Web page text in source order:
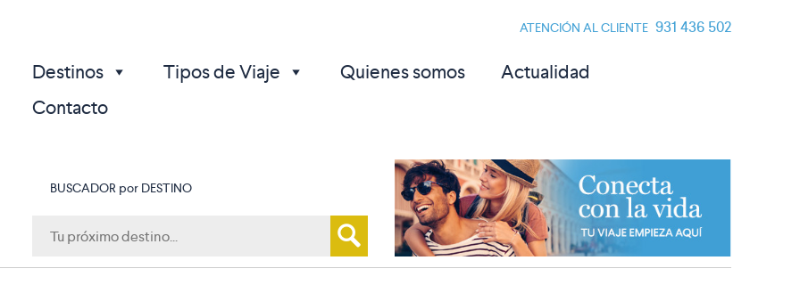
ATENCIÓN AL CLIENTE 931 436 502
Destinos Tipos de Viaje Quienes somos
Actualidad
Contacto
BUSCADOR por DESTINO
p